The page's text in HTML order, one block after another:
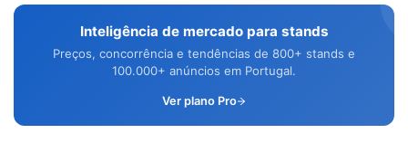
Inteligência de mercado para stands
Preços, concorrência e tendências de 800+ stands e
100.000+ anúncios em Portugal.
Ver plano Pro